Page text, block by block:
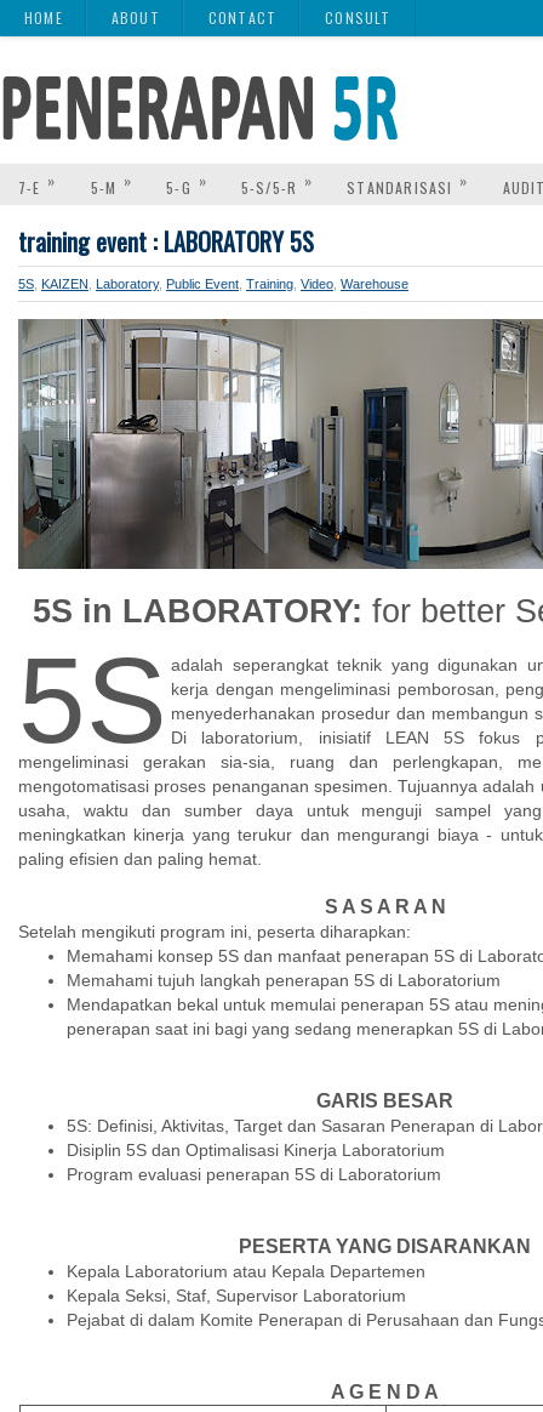
HOME ABOUT CONTACT CONSULT
7-E » 5-M » 5-G » 5-S/5-R » STANDARISASI »
training event : LABORATORY 5S
5S KAIZEN Laboratory, Public Event Training Video Warehouse
5S in LABORATORY: for better
5S adalah seperangkat teknik yang digunakan
kerja dengan mengeliminasi pemborosan,
menyederhanakan prosedur dan membangun
Di laboratorium, inisiatif LEAN 5S fokus
mengeliminasi gerakan sia-sia, ruang dan perlengkapan,
mengotomatisasi proses penanganan spesimen. Tujuannya
usaha, waktu dan sumber daya untuk menguji sampel
meningkatkan kinerja yang terukur dan mengurangi biaya -
paling efisien dan paling hemat.
S A S A R A N
Setelah mengikuti program ini, peserta diharapkan:
Memahami konsep 5S dan manfaat penerapan 5S di
Memahami tujuh langkah penerapan 5S di Laboratorium
Mendapatkan bekal untuk memulai penerapan 5S atau
penerapan saat ini bagi yang sedang menerapkan 5S di
GARIS BESAR
5S: Definisi, Aktivitas, Target dan Sasaran Penerapan di
Disiplin 5S dan Optimalisasi Kinerja Laboratorium
Program evaluasi penerapan 5S di Laboratorium
PESERTA YANG DISARANKAN
Kepala Laboratorium atau Kepala Departemen
Kepala Seksi, Staf, Supervisor Laboratorium
Pejabat di dalam Komite Penerapan di Perusahaan dan
A G E N D A